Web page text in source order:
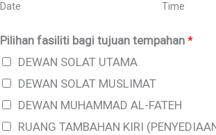
Date Time
Pilihan fasiliti bagi tujuan tempahan *
DEWAN SOLAT UTAMA
DEWAN SOLAT MUSLIMAT
DEWAN MUHAMMAD AL-FATEH
RUANG TAMBAHAN KIRI